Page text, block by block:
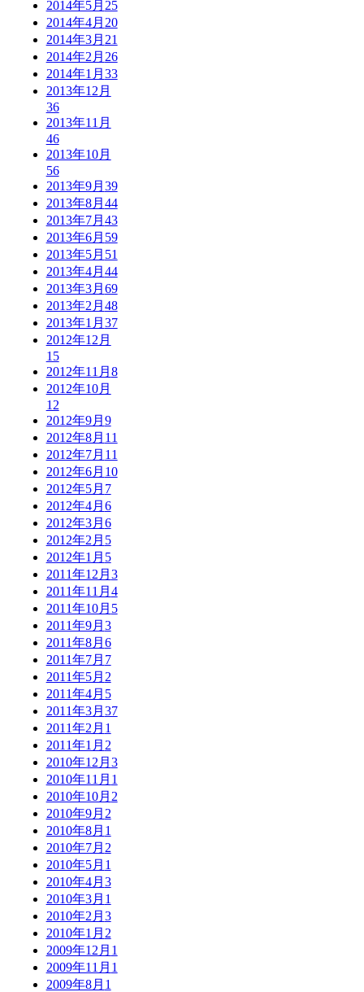
2014年5月 25
2014年4月 20
2014年3月 21
2014年2月 26
2014年1月 33
2013年12月
36
2013年11月
46
2013年10月
56
2013年9月 39
2013年8月 44
2013年7月 43
2013年6月 59
2013年5月 51
2013年4月 44
2013年3月 69
2013年2月 48
2013年1月 37
2012年12月
15
2012年11月 8
2012年10月
12
2012年9月 9
2012年8月 11
2012年7月 11
2012年6月 10
2012年5月 7
2012年4月 6
2012年3月 6
2012年2月 5
2012年1月 5
2011年12月 3
2011年11月 4
2011年10月 5
2011年9月 3
2011年8月 6
2011年7月 7
2011年5月 2
2011年4月 5
2011年3月 37
2011年2月 1
2011年1月 2
2010年12月 3
2010年11月 1
2010年10月 2
2010年9月 2
2010年8月 1
2010年7月 2
2010年5月 1
2010年4月 3
2010年3月 1
2010年2月 3
2010年1月 2
2009年12月 1
2009年11月 1
2009年8月 1